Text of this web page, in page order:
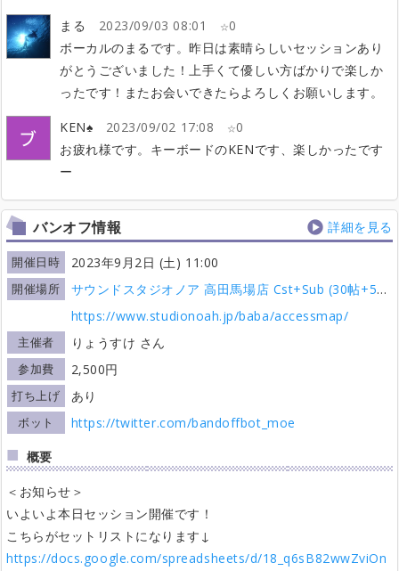
まる 2023/09/03 08:01
0
ボーカルのまるです。昨日は素晴らしいセッションあり
がとうございました！上手くて優しい方ばかりで楽しか
ったです！またお会いできたらよろしくお願いします。
KEN♠ 2023/09/02 17:08
0
お疲れ様です。キーボードのKENです、楽しかったです
ー
バンオフ情報 詳細を見る
開催日時 2023年9月2日 (土) 11:00
開催場所 サウンドスタジオノア 高田馬場店 Cst+Sub (30帖+5帖)
https://www.studionoah.jp/baba/accessmap/
主催者 りょうすけ さん
参加費 2,500円
打ち上げ あり
ボット
https://twitter.com/bandoffbot_moe
概要
＜お知らせ＞
いよいよ本日セッション開催です！
こちらがセットリストになります↓
https://docs.google.com/spreadsheets/d/18_q6sB82wwZviOn